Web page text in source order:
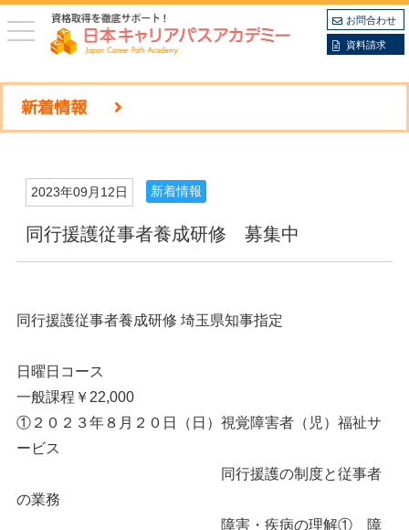
toggle
navigation
お問合わせ
資料請求
新着情報
2023年09月12日 新着情報
同行援護従事者養成研修 募集中
同行援護従事者養成研修 埼玉県知事指定
日曜日コース
一般課程￥22,000
①２０２３年８月２０日（日）視覚障害者（児）福祉サ
ービス
同行援護の制度と従事者
の業務
障害・疾病の理解① 障